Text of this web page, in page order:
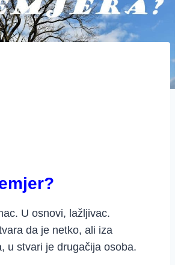
U osnovi, lažljivac.
da je netko, ali iza
u stvari je drugačija osoba.